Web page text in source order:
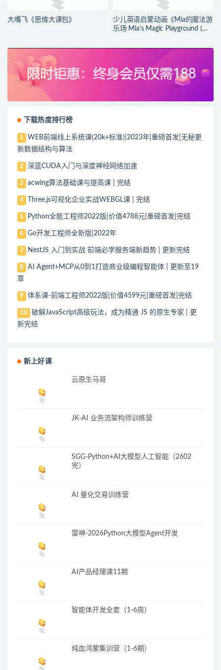
大嘴飞《思维大课包》
少儿英语启蒙动画《Mia的魔法游
乐场 Mia’s Magic Playground (动
下载热度排行榜
1
WEB前端线上系统课(20k+标准)|2023年|重磅首发|无秘更
新数据结构与算法
2 深蓝CUDA入门与深度神经网络加速
3 acwing算法基础课与提高课 | 完结
4 Three.js可视化企业实战WEBGL课 | 完结
5 Python全能工程师2022版|价值4788元|重磅首发|完结
6 Go开发工程师全新版|2022年
7 NestJS 入门到实战 前端必学服务端新趋势 | 更新完结
8
AI Agent+MCP从0到1打造商业级编程智能体 | 更新至19
章
9 体系课-前端工程师2022版|价值4599元|重磅首发|完结
10
破解JavaScript高级玩法，成为精通 JS 的原生专家 | 更
新完结
新上好课
云原生马哥
JK-AI 业务流架构师训练营
SGG-Python+AI大模型人工智能（2602
完）
AI 量化交易训练营
雷神-2026Python大模型Agent开发
AI产品经理课11期
智能体开发全套（1-6周）
纯血鸿蒙集训营（1-6期）